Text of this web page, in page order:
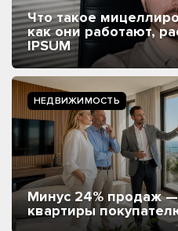
Что такое
как они работают,
IPSUM
НЕДВИЖИМОСТЬ
Минус 24% продаж
квартиры